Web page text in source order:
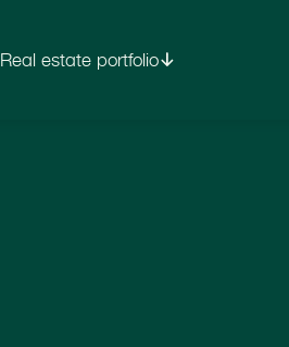
Real estate portfolio